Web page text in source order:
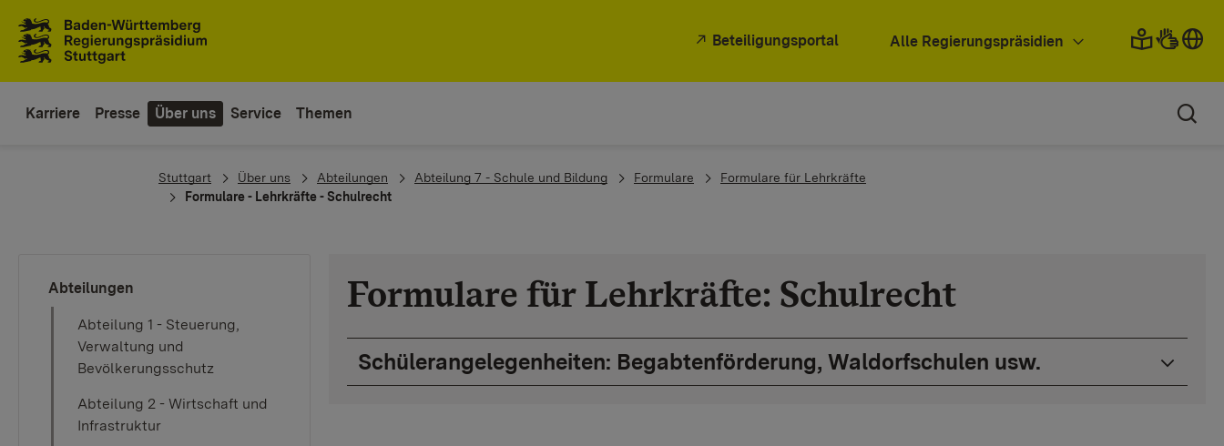
Beteiligungsportal Alle Regierungspräsidien
Karriere Presse Über uns Service Themen
You are here:
Stuttgart Über uns Abteilungen Abteilung 7 - Schule und Bildung Formulare
Formulare für Lehrkräfte
Formulare - Lehrkräfte - Schulrecht
Abteilungen
Abteilung 1 - Steuerung,
Verwaltung und
Bevölkerungsschutz
Abteilung 2 - Wirtschaft und
Infrastruktur
Formulare für Lehrkräfte: Schulrecht
Schülerangelegenheiten: Begabtenförderung, Waldorfschulen usw.